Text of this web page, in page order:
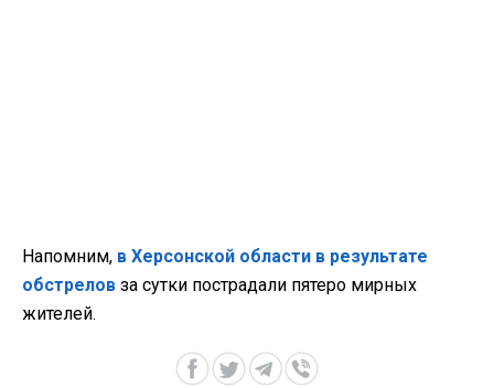
Напомним, в Херсонской области в результате
обстрелов за сутки пострадали пятеро мирных
жителей.